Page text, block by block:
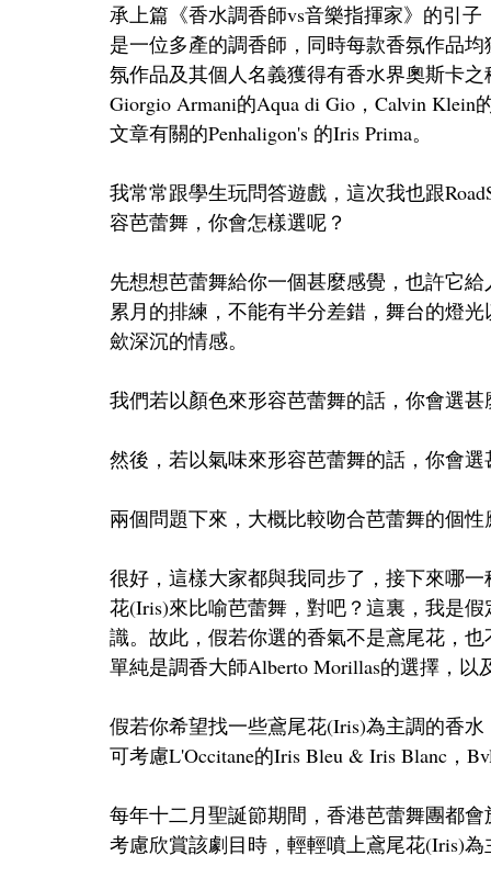
承上篇《香水調香師vs音樂指揮家》的引
是一位多產的調香師，同時每款香氛作品
氛作品及其個人名義獲得有香水界奧斯卡
Giorgio Armani的Aqua di Gio，Calvin Klein
文章有關的Penhaligon's 的Iris Prima。
我常常跟學生玩問答遊戲，這次我也跟
容芭蕾舞，你會怎樣選呢？
先想想芭蕾舞給你一個甚麼感覺，也許它
累月的排練，不能有半分差錯，舞台的燈
歛深沉的情感。
我們若以顏色來形容芭蕾舞的話，你會選
然後，若以氣味來形容芭蕾舞的話，你會
兩個問題下來，大概比較吻合芭蕾舞的個
很好，這樣大家都與我同步了，接下來哪
花(Iris)來比喻芭蕾舞，對吧？這裏，我是
識。故此，假若你選的香氣不是鳶尾花，
單純是調香大師Alberto Morillas的選擇，
假若你希望找一些鳶尾花(Iris)為主調的香水
可考慮L'Occitane的Iris Bleu & Iris Blanc，
每年十二月聖誕節期間，香港芭蕾舞團都
考慮欣賞該劇目時，輕輕噴上鳶尾花(Iris)